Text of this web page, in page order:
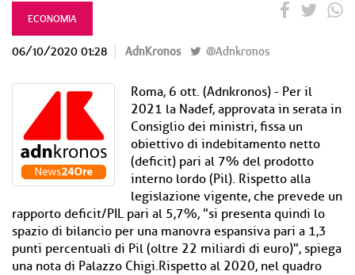
ECONOMIA
06/10/2020 01:28 AdnKronos @Adnkronos
Roma, 6 ott. (Adnkronos) - Per il
2021 la Nadef, approvata in serata in
Consiglio dei ministri, fissa un
obiettivo di indebitamento netto
(deficit) pari al 7% del prodotto
interno lordo (Pil). Rispetto alla
legislazione vigente, che prevede un
rapporto deficit/PIL pari al 5,7%, "si presenta quindi lo
spazio di bilancio per una manovra espansiva pari a 1,3
punti percentuali di Pil (oltre 22 miliardi di euro)", spiega
una nota di Palazzo Chigi.Rispetto al 2020, nel quadro